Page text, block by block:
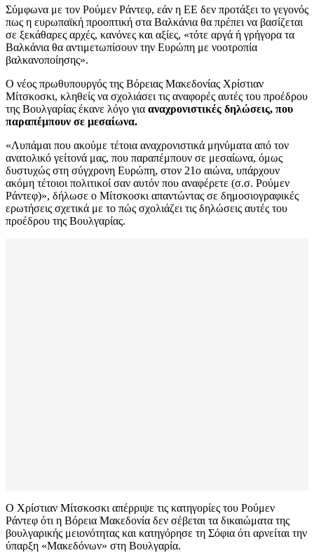
Σύμφωνα με τον Ρούμεν Ράντεφ, εάν η ΕΕ δεν προτάξει το γεγονός
πως η ευρωπαϊκή προοπτική στα Βαλκάνια θα πρέπει να βασίζεται
σε ξεκάθαρες αρχές, κανόνες και αξίες, «τότε αργά ή γρήγορα τα
Βαλκάνια θα αντιμετωπίσουν την Ευρώπη με νοοτροπία
βαλκανοποίησης».
Ο νέος πρωθυπουργός της Βόρειας Μακεδονίας Χρίστιαν
Μίτσκοσκι, κληθείς να σχολιάσει τις αναφορές αυτές του προέδρου
της Βουλγαρίας έκανε λόγο για αναχρονιστικές δηλώσεις, που
παραπέμπουν σε μεσαίωνα.
«Λυπάμαι που ακούμε τέτοια αναχρονιστικά μηνύματα από τον
ανατολικό γείτονά μας, που παραπέμπουν σε μεσαίωνα, όμως
δυστυχώς στη σύγχρονη Ευρώπη, στον 21ο αιώνα, υπάρχουν
ακόμη τέτοιοι πολιτικοί σαν αυτόν που αναφέρετε (σ.σ. Ρούμεν
Ράντεφ)», δήλωσε ο Μίτσκοσκι απαντώντας σε δημοσιογραφικές
ερωτήσεις σχετικά με το πώς σχολιάζει τις δηλώσεις αυτές του
προέδρου της Βουλγαρίας.
Ο Χρίστιαν Μίτσκοσκι απέρριψε τις κατηγορίες του Ρούμεν
Ράντεφ ότι η Βόρεια Μακεδονία δεν σέβεται τα δικαιώματα της
βουλγαρικής μειονότητας και κατηγόρησε τη Σόφια ότι αρνείται την
ύπαρξη «Μακεδόνων» στη Βουλγαρία.